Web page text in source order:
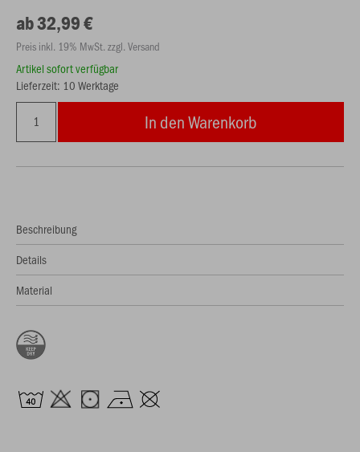
ab 32,99 €
Preis inkl. 19% MwSt. zzgl. Versand
Artikel sofort verfügbar
Lieferzeit: 10 Werktage
In den Warenkorb
Beschreibung
Details
Material